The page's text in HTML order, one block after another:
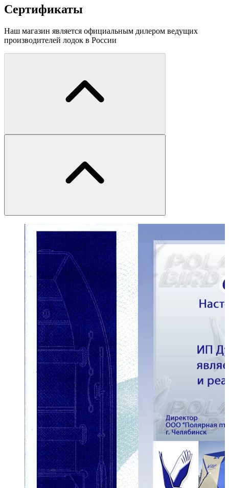
Сертификаты
Наш магазин является официальным дилером ведущих
производителей лодок в России